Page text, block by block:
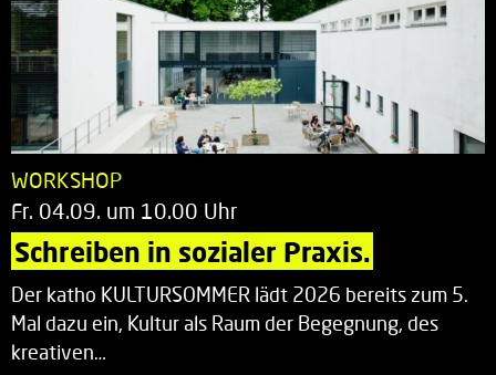
WORKSHOP
Fr. 04.09. um 10.00 Uhr
Schreiben in sozialer Praxis.
Der katho KULTURSOMMER lädt 2026 bereits zum 5.
Mal dazu ein, Kultur als Raum der Begegnung, des
kreativen…